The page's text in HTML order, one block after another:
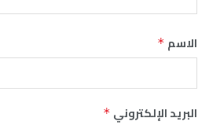
الاسم *
البريد الإلكتروني *